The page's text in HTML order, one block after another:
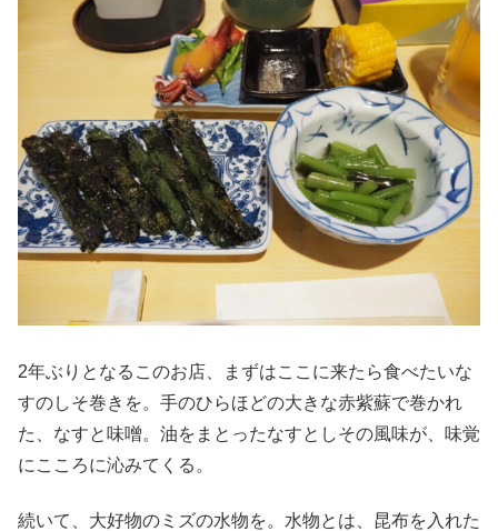
2年ぶりとなるこのお店、まずはここに来たら食べたいな
すのしそ巻きを。手のひらほどの大きな赤紫蘇で巻かれ
た、なすと味噌。油をまとったなすとしその風味が、味覚
にこころに沁みてくる。
続いて、大好物のミズの水物を。水物とは、昆布を入れた